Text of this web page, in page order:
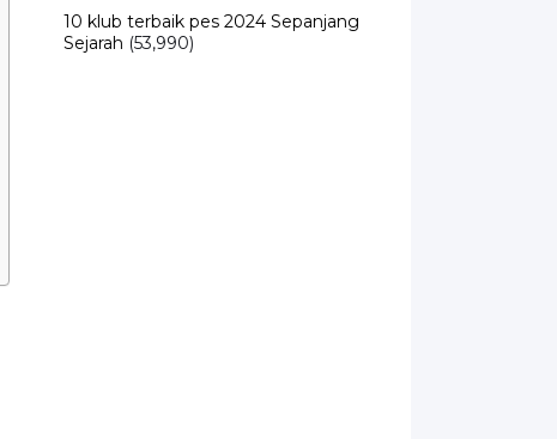
10 klub terbaik pes 2024 Sepanjang
Sejarah (53,990)